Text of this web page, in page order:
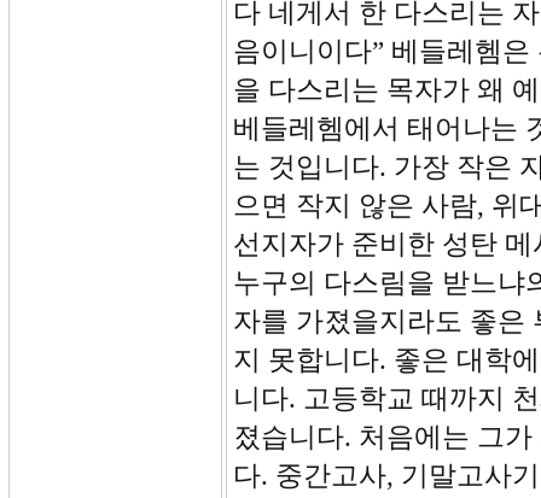
다 네게서 한 다스리는
음이니이다” 베들레헴
을 다스리는 목자가 왜
베들레헴에서 태어나는
는 것입니다. 가장 작은
으면 작지 않은 사람, 위
선지자가 준비한 성탄
누구의 다스림을 받느냐
자를 가졌을지라도 좋은
지 못합니다. 좋은 대학
니다. 고등학교 때까지
졌습니다. 처음에는 그
다. 중간고사, 기말고사